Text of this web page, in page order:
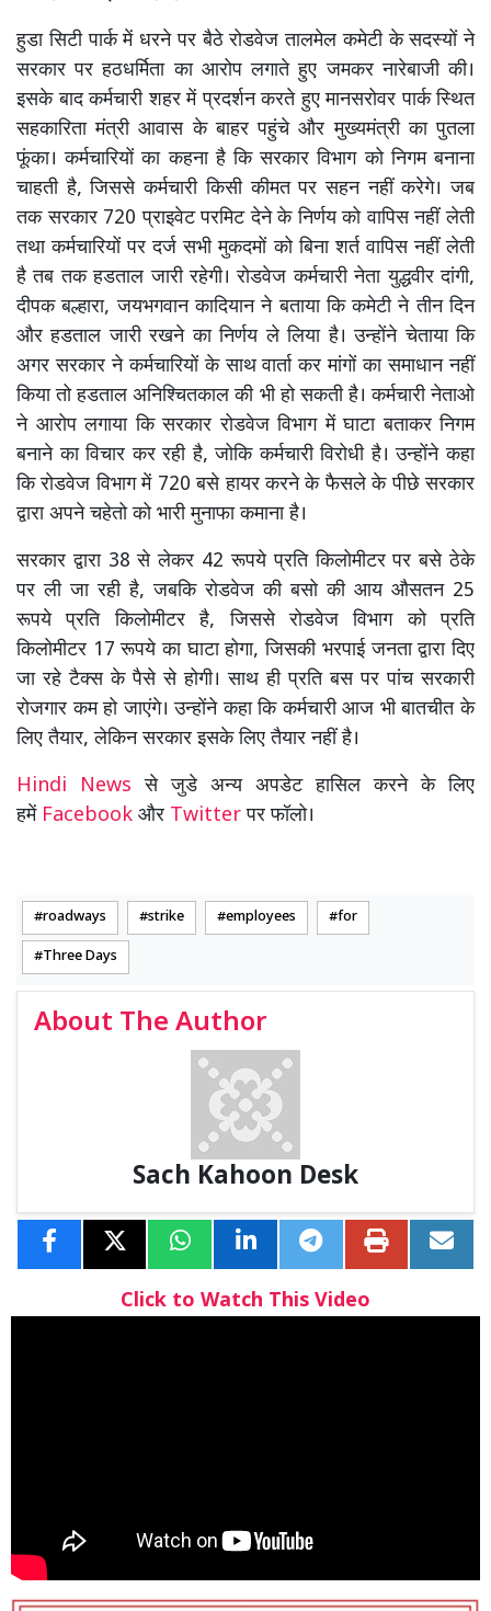
हुडा सिटी पार्क में धरने पर बैठे रोडवेज तालमेल कमेटी के सदस्यों ने
सरकार पर हठधर्मिता का आरोप लगाते हुए जमकर नारेबाजी की।
इसके बाद कर्मचारी शहर में प्रदर्शन करते हुए मानसरोवर पार्क स्थित
सहकारिता मंत्री आवास के बाहर पहुंचे और मुख्यमंत्री का पुतला
फूंका। कर्मचारियों का कहना है कि सरकार विभाग को निगम बनाना
चाहती है, जिससे कर्मचारी किसी कीमत पर सहन नहीं करेगे। जब
तक सरकार 720 प्राइवेट परमिट देने के निर्णय को वापिस नहीं लेती
तथा कर्मचारियों पर दर्ज सभी मुकदमों को बिना शर्त वापिस नहीं लेती
है तब तक हडताल जारी रहेगी। रोडवेज कर्मचारी नेता युद्धवीर दांगी,
दीपक बल्हारा, जयभगवान कादियान ने बताया कि कमेटी ने तीन दिन
और हडताल जारी रखने का निर्णय ले लिया है। उन्होंने चेताया कि
अगर सरकार ने कर्मचारियों के साथ वार्ता कर मांगों का समाधान नहीं
किया तो हडताल अनिश्चितकाल की भी हो सकती है। कर्मचारी नेताओ
ने आरोप लगाया कि सरकार रोडवेज विभाग में घाटा बताकर निगम
बनाने का विचार कर रही है, जोकि कर्मचारी विरोधी है। उन्होंने कहा
कि रोडवेज विभाग में 720 बसे हायर करने के फैसले के पीछे सरकार
द्वारा अपने चहेतो को भारी मुनाफा कमाना है।
सरकार द्वारा 38 से लेकर 42 रूपये प्रति किलोमीटर पर बसे ठेके
पर ली जा रही है, जबकि रोडवेज की बसो की आय औसतन 25
रूपये प्रति किलोमीटर है, जिससे रोडवेज विभाग को प्रति
किलोमीटर 17 रूपये का घाटा होगा, जिसकी भरपाई जनता द्वारा दिए
जा रहे टैक्स के पैसे से होगी। साथ ही प्रति बस पर पांच सरकारी
रोजगार कम हो जाएंगे। उन्होंने कहा कि कर्मचारी आज भी बातचीत के
लिए तैयार, लेकिन सरकार इसके लिए तैयार नहीं है।
Hindi Newsसे जुडे अन्य अपडेट हासिल करने के लिए
हमें Facebook और Twitterपर फॉलो।
roadways strike employees for
Three Days
About The Author
Sach Kahoon Desk
Click to Watch This Video